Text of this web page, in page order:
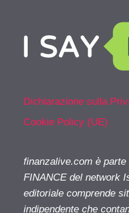
Dichiarazione sulla
Cookie Policy (UE)
finanzalive.com è parte
FINANCE del network
editoriale comprende
indipendente che